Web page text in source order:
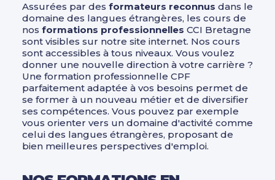
Assurées par des formateurs reconnus dans le
domaine des langues étrangères, les cours de
nos formations professionnelles CCI Bretagne
sont visibles sur notre site internet. Nos cours
sont accessibles à tous niveaux. Vous voulez
donner une nouvelle direction à votre carrière ?
Une formation professionnelle CPF
parfaitement adaptée à vos besoins permet de
se former à un nouveau métier et de diversifier
ses compétences. Vous pouvez par exemple
vous orienter vers un domaine d'activité comme
celui des langues étrangères, proposant de
bien meilleures perspectives d'emploi.